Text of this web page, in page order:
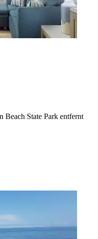
Beach State Park entfernt